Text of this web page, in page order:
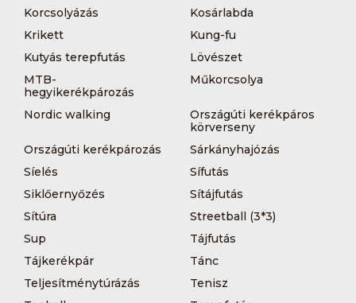
Korcsolyázás
Kosárlabda
Krikett
Kung-fu
Kutyás terepfutás
Lövészet
MTB-
hegyikerékpározás
Műkorcsolya
Nordic walking
Országúti kerékpáros
körverseny
Országúti kerékpározás
Sárkányhajózás
Síelés
Sífutás
Siklőernyőzés
Sítájfutás
Sítúra
Streetball (3*3)
Sup
Tájfutás
Tájkerékpár
Tánc
Teljesítménytúrázás
Tenisz